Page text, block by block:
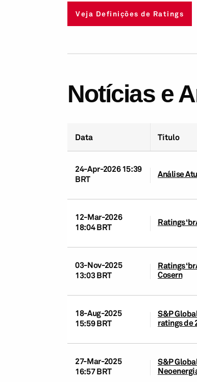
Veja Definições de Ratings
Notícias e
Data Título
24-Apr-2026 15:39
BRT
Análise
12-Mar-2026
18:04 BRT
Ratings
03-Nov-2025
13:03 BRT
Ratings
Cosern
18-Aug-2025
15:59 BRT
S&P
ratings de
27-Mar-2025
16:57 BRT
S&P